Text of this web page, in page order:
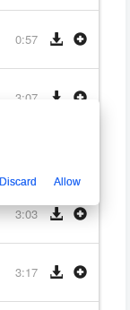
0:57
3:07
3:03
3:17
Discard Allow